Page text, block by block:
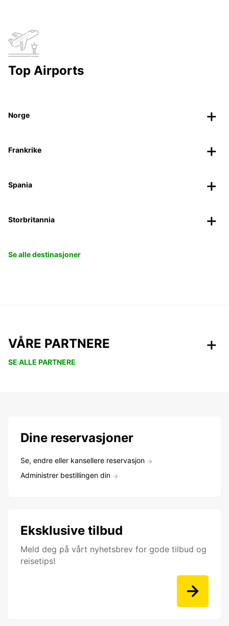
Top Airports
Norge
Frankrike
Spania
Storbritannia
Se alle destinasjoner
VÅRE PARTNERE
SE ALLE PARTNERE
Dine reservasjoner
Se, endre eller kansellere reservasjon
Administrer bestillingen din
Eksklusive tilbud
Meld deg på vårt nyhetsbrev for gode tilbud og
reisetips!